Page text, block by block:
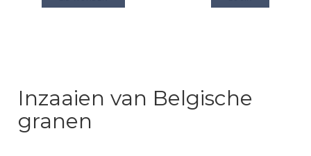
Inzaaien van Belgische
granen